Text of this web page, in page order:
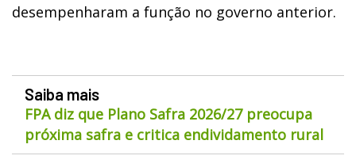
desempenharam a função no governo anterior.
Saiba mais
FPA diz que Plano Safra 2026/27 preocupa
próxima safra e critica endividamento rural